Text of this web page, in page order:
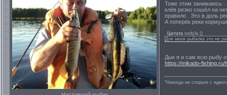
Тоже этим занимаюсь .
клёв резко сошёл на
правило . Это в доль
А поперёк реки
Цитата sedyla ()
Для меня рыбалка это не
Дык я и сам всю рыбу
https://mikado-
"Никогда не спорьте с